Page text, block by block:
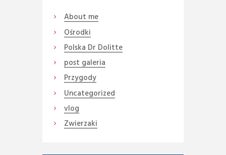
About me
Ośrodki
Polska Dr Dolitte
post galeria
Przygody
Uncategorized
vlog
Zwierzaki